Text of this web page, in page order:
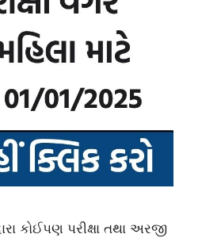
કોઈપણ પરીક્ષા તથા અરજી